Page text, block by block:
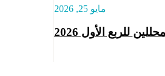
مايو 25, 2026
للربع الأول 2026